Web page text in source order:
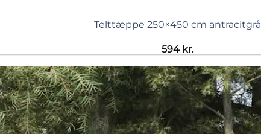
Telttæppe 250×450 cm antracitgrå
594 kr.